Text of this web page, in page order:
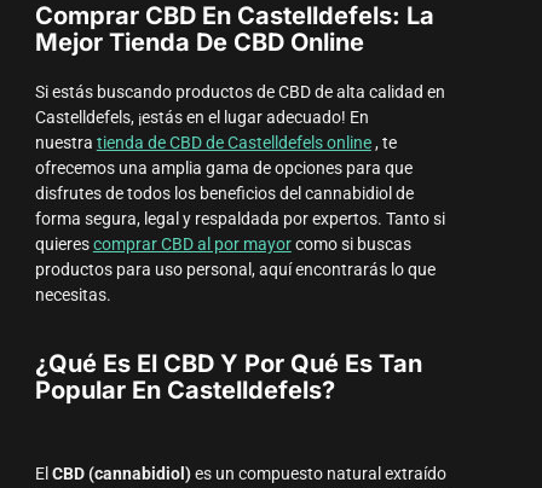
Comprar CBD En Castelldefels: La
Mejor Tienda De CBD Online
Si estás buscando productos de CBD de alta calidad en
Castelldefels, ¡estás en el lugar adecuado! En
nuestra tienda de CBD de Castelldefels online, te
ofrecemos una amplia gama de opciones para que
disfrutes de todos los beneficios del cannabidiol de
forma segura, legal y respaldada por expertos. Tanto si
quierescomprar CBD al por mayorcomo si buscas
productos para uso personal, aquí encontrarás lo que
necesitas.
¿Qué Es El CBD Y Por Qué Es Tan
Popular En Castelldefels?
El CBD (cannabidiol)es un compuesto natural extraído